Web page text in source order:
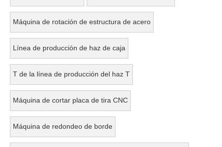
Máquina de rotación de estructura de acero
Línea de producción de haz de caja
T de la línea de producción del haz T
Máquina de cortar placa de tira CNC
Máquina de redondeo de borde